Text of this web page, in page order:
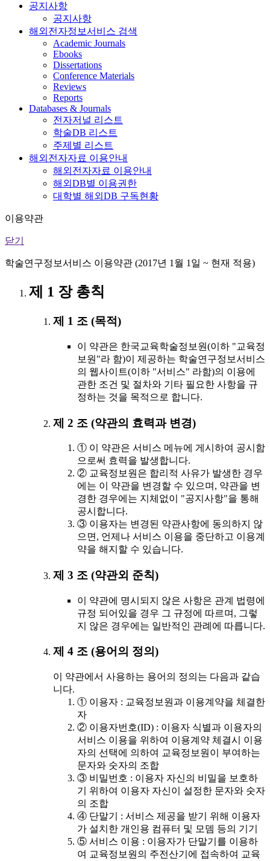
공지사항
공지사항
해외전자정보서비스 검색
Academic Journals
Ebooks
Dissertations
Conference Materials
Reviews
Reports
Databases & Journals
전자저널 리스트
학술DB 리스트
주제별 리스트
해외전자자료 이용안내
해외전자자료 이용안내
해외DB별 이용권한
대학별 해외DB 구독현황
이용약관
닫기
학술연구정보서비스 이용약관 (2017년 1월 1일 ~ 현재 적용)
제 1 장 총칙
제 1 조 (목적)
이 약관은 한국교육학술정보원(이하 "교육정
보원"라 함)이 제공하는 학술연구정보서비스
의 웹사이트(이하 "서비스" 라함)의 이용에
관한 조건 및 절차와 기타 필요한 사항을 규
정하는 것을 목적으로 합니다.
제 2 조 (약관의 효력과 변경)
① 이 약관은 서비스 메뉴에 게시하여 공시함
으로써 효력을 발생합니다.
② 교육정보원은 합리적 사유가 발생한 경우
에는 이 약관을 변경할 수 있으며, 약관을 변
경한 경우에는 지체없이 "공지사항"을 통해
공시합니다.
③ 이용자는 변경된 약관사항에 동의하지 않
으면, 언제나 서비스 이용을 중단하고 이용계
약을 해지할 수 있습니다.
제 3 조 (약관외 준칙)
이 약관에 명시되지 않은 사항은 관계 법령에
규정 되어있을 경우 그 규정에 따르며, 그렇
지 않은 경우에는 일반적인 관례에 따릅니다.
제 4 조 (용어의 정의)
이 약관에서 사용하는 용어의 정의는 다음과 같습
니다.
① 이용자 : 교육정보원과 이용계약을 체결한
자
② 이용자번호(ID) : 이용자 식별과 이용자의
서비스 이용을 위하여 이용계약 체결시 이용
자의 선택에 의하여 교육정보원이 부여하는
문자와 숫자의 조합
③ 비밀번호 : 이용자 자신의 비밀을 보호하
기 위하여 이용자 자신이 설정한 문자와 숫자
의 조합
④ 단말기 : 서비스 제공을 받기 위해 이용자
가 설치한 개인용 컴퓨터 및 모뎀 등의 기기
⑤ 서비스 이용 : 이용자가 단말기를 이용하
여 교육정보원의 주전산기에 접속하여 교육